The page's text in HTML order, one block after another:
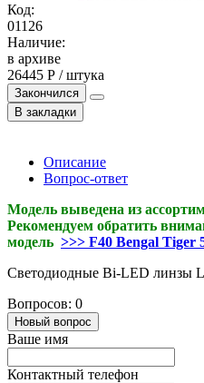
Код:
01126
Наличие:
в архиве
26445 Р / штука
Закончился
В закладки
Описание
Вопрос-ответ
Модель выведена из
Рекомендуем обратить
модель >>> F40 Bengal Tiger
Светодиодные Bi-LED линзы
Вопросов: 0
Новый вопрос
Ваше имя
Контактный телефон